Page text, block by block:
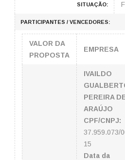
SITUAÇÃO:
PARTICIPANTES / VENCEDORES:
VALOR DA
PROPOSTA
EMPRESA
IVAILDO
PEREIRA
ARAÚJO
CPF/CNPJ:
37.959.073/
15
Data da